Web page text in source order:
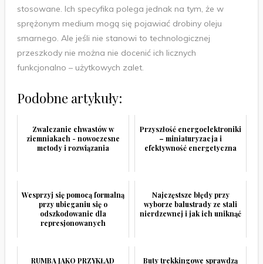
stosowane. Ich specyfika polega jednak na tym, że w
sprężonym medium mogą się pojawiać drobiny oleju
smarnego. Ale jeśli nie stanowi to technologicznej
przeszkody nie można nie docenić ich licznych
funkcjonalno – użytkowych zalet.
Podobne artykuły:
Zwalczanie chwastów w
ziemniakach - nowoczesne
metody i rozwiązania
Przyszłość energoelektroniki
– miniaturyzacja i
efektywność energetyczna
Wesprzyj się pomocą formalną
przy ubieganiu się o
odszkodowanie dla
represjonowanych
Najczęstsze błędy przy
wyborze balustrady ze stali
nierdzewnej i jak ich uniknąć
RUMBA JAKO PRZYKŁAD Buty trekkingowe sprawdzą